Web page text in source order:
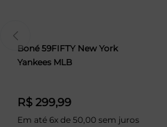
Boné 59FIFTY New York
Yankees MLB
R$ 299,99
Em até 6x de 50,00 sem juros